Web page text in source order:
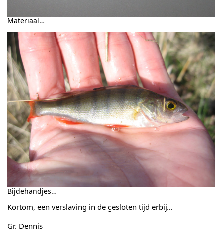
Materiaal…
Bijdehandjes…
Kortom, een verslaving in de gesloten tijd erbij…
Gr. Dennis